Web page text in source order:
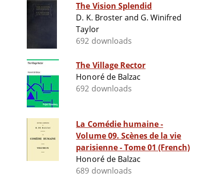
The Vision Splendid
D. K. Broster and G. Winifred
Taylor
692 downloads
The Village Rector
Honoré de Balzac
692 downloads
La Comédie humaine -
Volume 09. Scènes de la vie
parisienne - Tome 01 (French)
Honoré de Balzac
689 downloads